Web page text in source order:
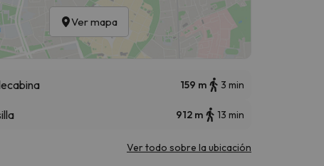
Ver mapa
159 m 3 min
912 m 13 min
Ver todo sobre la ubicación